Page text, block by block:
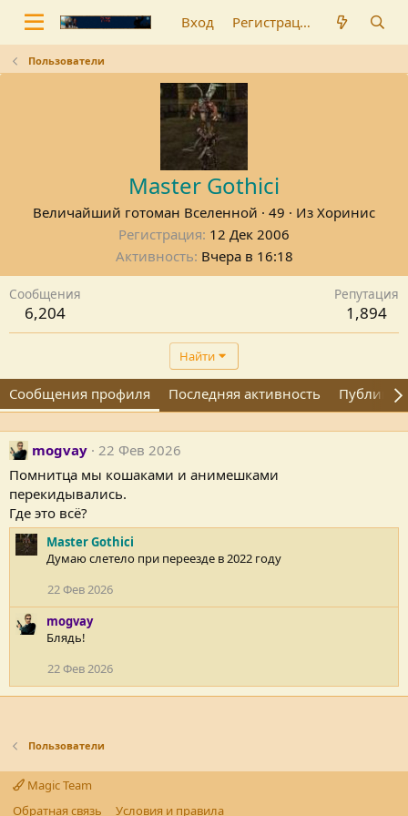
Вход Регистрация
Пользователи
Master Gothici
Величайший готоман Вселенной · 49 · Из Хоринис
Регистрация 12 Дек 2006
Активность Вчера в 16:18
Сообщения
6,204
Репутация
1,894
Найти
Сообщения профиля Последняя активность
mogvay 22 Фев 2026
Помнитца мы кошаками и анимешками
перекидывались.
Где это всё?
Master Gothici
Думаю слетело при переезде в 2022 году
22 Фев 2026
mogvay
Блядь!
22 Фев 2026
Пользователи
Magic Team
Обратная связь
Условия и правила